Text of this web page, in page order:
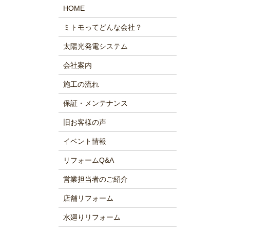
HOME
ミトモってどんな会社？
太陽光発電システム
会社案内
施工の流れ
保証・メンテナンス
旧お客様の声
イベント情報
リフォームQ&A
営業担当者のご紹介
店舗リフォーム
水廻りリフォーム